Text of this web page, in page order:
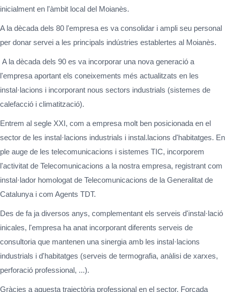
inicialment en l'àmbit local del Moianès.
A la dècada dels 80 l'empresa es va consolidar i ampli seu personal
per donar servei a les principals indústries establertes al Moianès.
A la dècada dels 90 es va incorporar una nova generació a
l'empresa aportant els coneixements més actualitzats en les
instal·lacions i incorporant nous sectors industrials (sistemes de
calefacció i climatització).
Entrem al segle XXI, com a empresa molt ben posicionada en el
sector de les instal·lacions industrials i instal.lacions d'habitatges. En
ple auge de les telecomunicacions i sistemes TIC, incorporem
l'activitat de Telecomunicacions a la nostra empresa, registrant com
instal·lador homologat de Telecomunicacions de la Generalitat de
Catalunya i com Agents TDT.
Des de fa ja diversos anys, complementant els serveis d'instal·lació
inicales, l'empresa ha anat incorporant diferents serveis de
consultoria que mantenen una sinergia amb les instal·lacions
industrials i d'habitatges (serveis de termografia, anàlisi de xarxes,
perforació professional, ...).
Gràcies a aquesta trajectòria professional en el sector, Forcada